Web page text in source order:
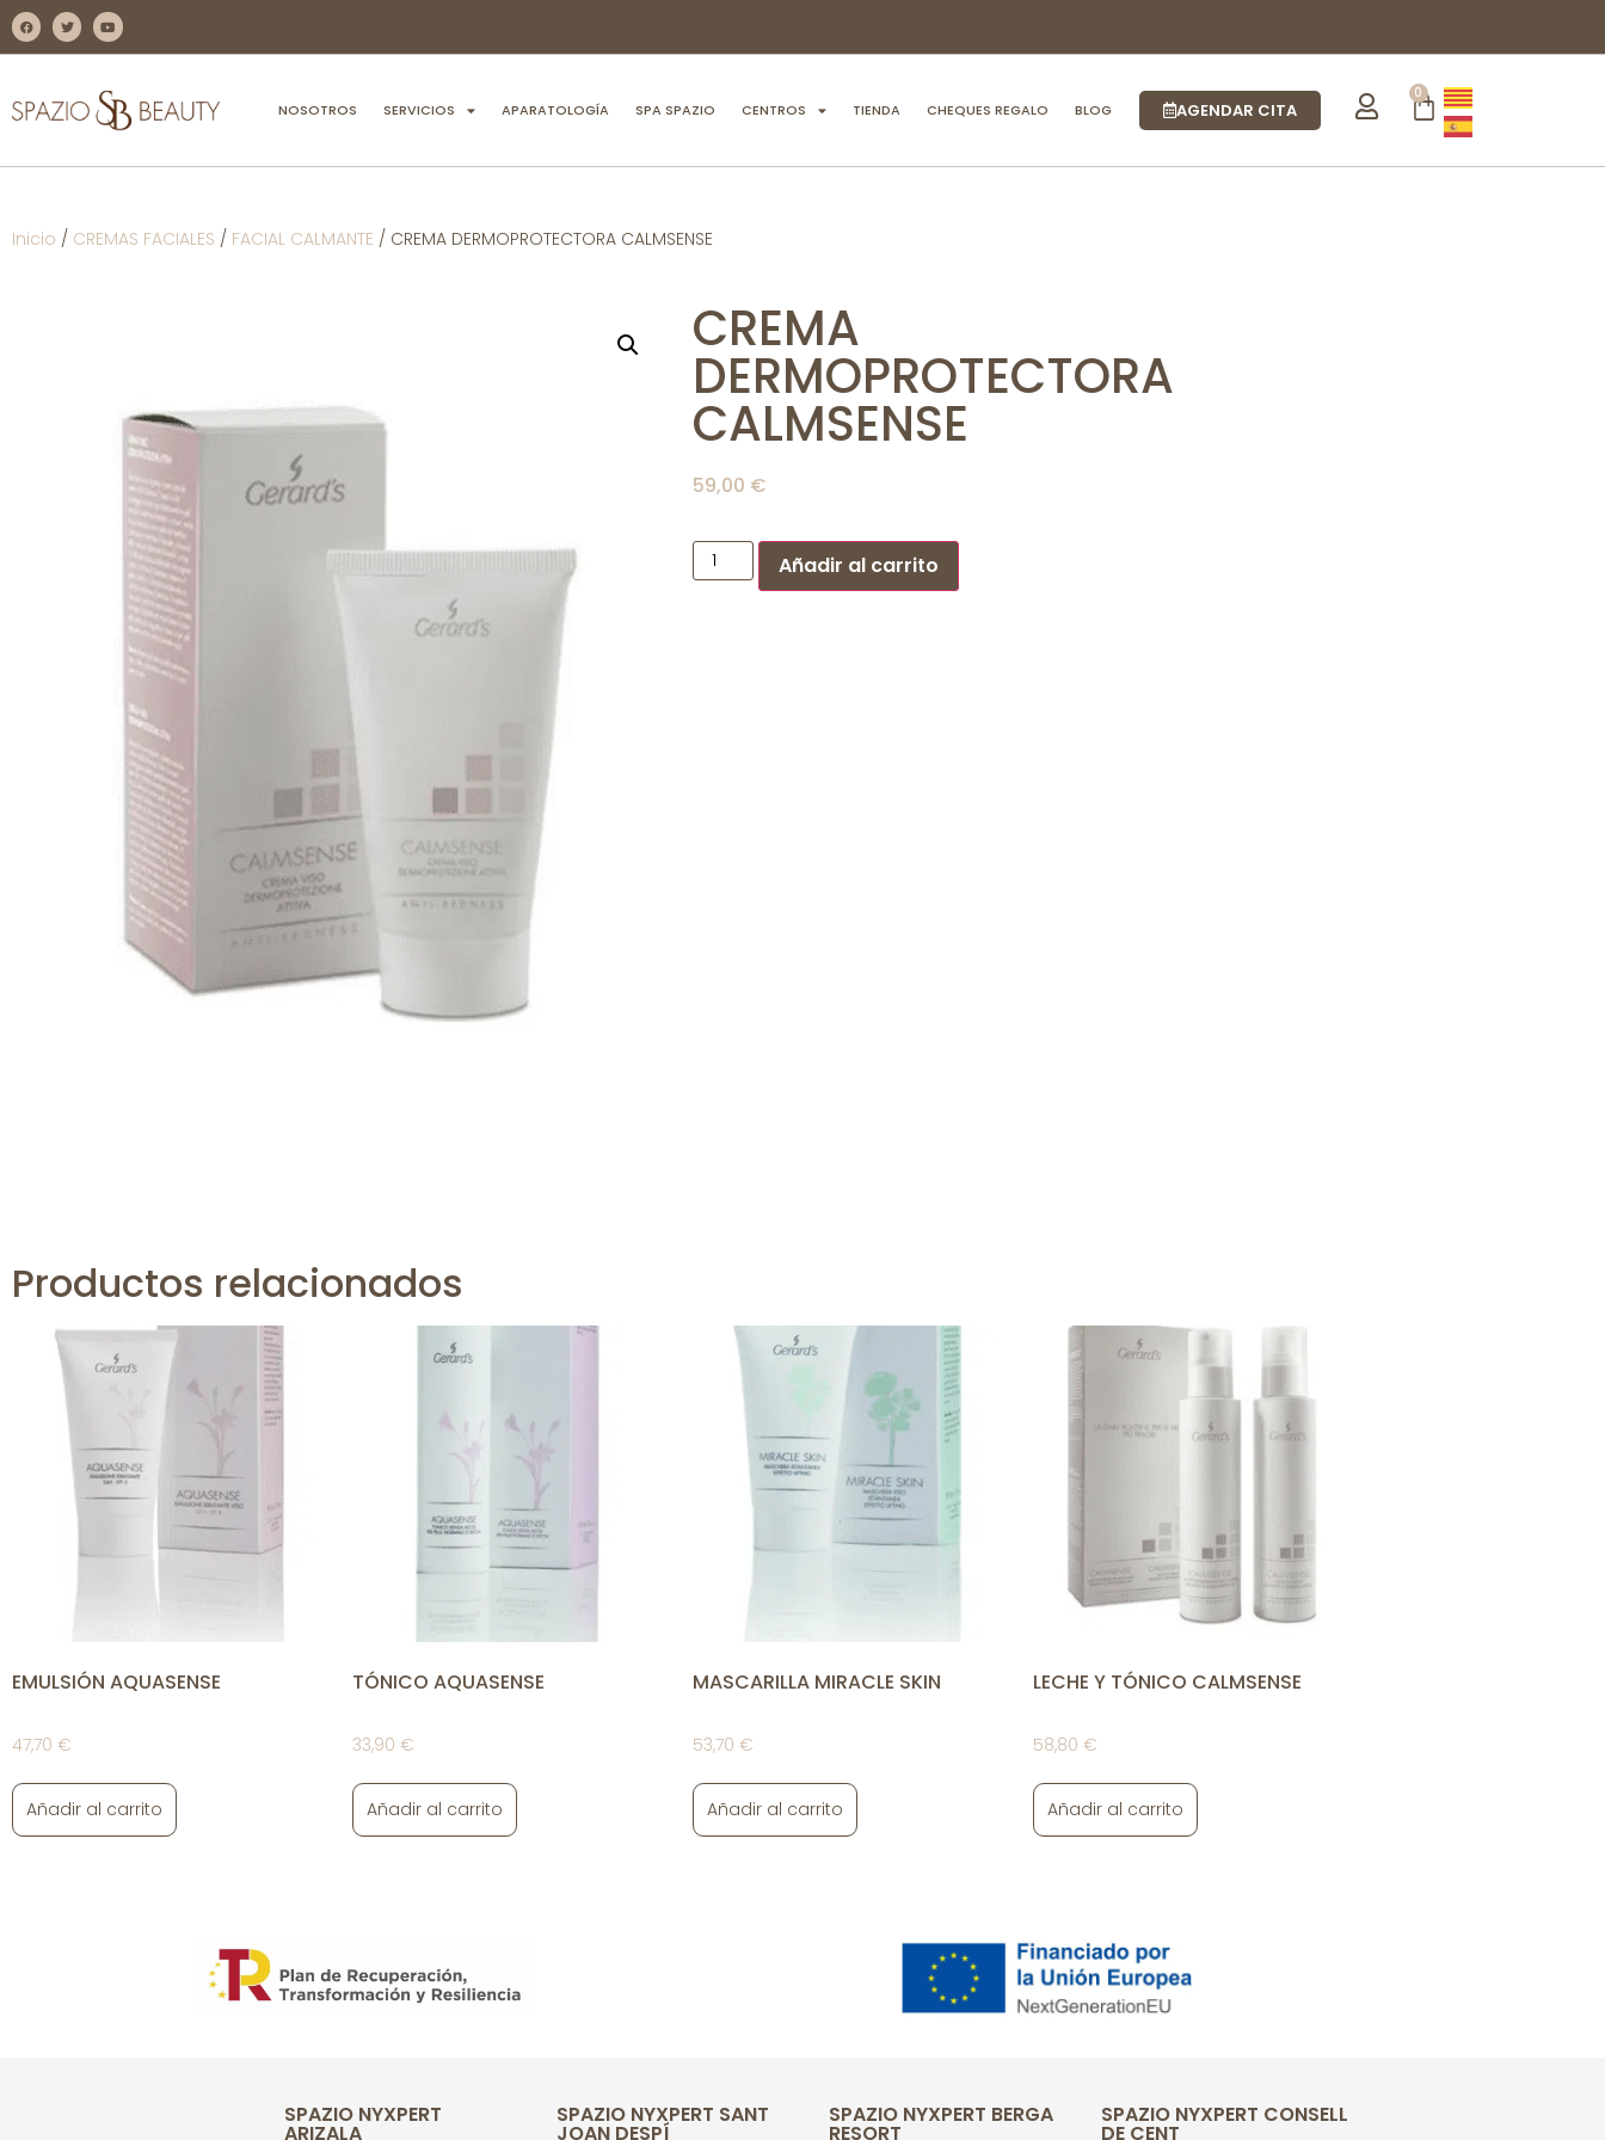
NOSOTROS SERVICIOS APARATOLOGÍA SPA SPAZIO CENTROS TIENDA CHEQUES REGALO BLOG AGENDAR CITA
0
Inicio / CREMAS FACIALES / FACIAL CALMANTE / CREMA DERMOPROTECTORA CALMSENSE
CREMA
DERMOPROTECTORA
CALMSENSE
59,00 €
Añadir al carrito
Productos relacionados
EMULSIÓN AQUASENSE
47,70 €
Añadir al carrito
TÓNICO AQUASENSE
33,90 €
Añadir al carrito
MASCARILLA MIRACLE SKIN
53,70 €
Añadir al carrito
LECHE Y TÓNICO CALMSENSE
58,80 €
Añadir al carrito
SPAZIO NYXPERT
ARIZALA
SPAZIO NYXPERT SANT
JOAN DESPÍ
SPAZIO NYXPERT BERGA
RESORT
SPAZIO NYXPERT CONSELL
DE CENT